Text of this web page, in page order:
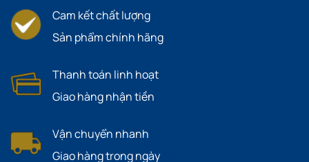
Cam kết chất lượng
Sản phẩm chính hãng
Thanh toán linh hoạt
Giao hàng nhận tiền
Vận chuyển nhanh
Giao hàng trong ngày